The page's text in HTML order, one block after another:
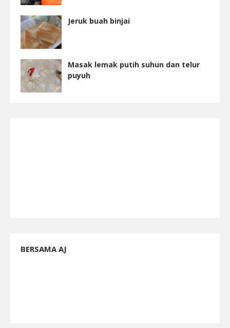
Jeruk buah binjai
Masak lemak putih suhun dan telur
puyuh
BERSAMA AJ